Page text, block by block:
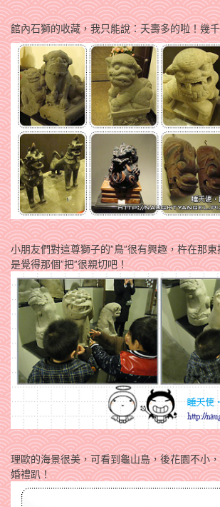
館內石獅的收藏，我只能說：夭壽多的啦！幾
小朋友們對這尊獅子的”鳥”很有興趣，杵在那
是覺得那個”把”很親切吧！
理歐的海景很美，可看到龜山島，後花園不小
婚禮趴！